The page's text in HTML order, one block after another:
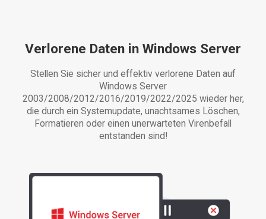
Verlorene Daten in Windows Server
Stellen Sie sicher und effektiv verlorene Daten auf
Windows Server
2003/2008/2012/2016/2019/2022/2025 wieder her,
die durch ein Systemupdate, unachtsames Löschen,
Formatieren oder einen unerwarteten Virenbefall
entstanden sind!